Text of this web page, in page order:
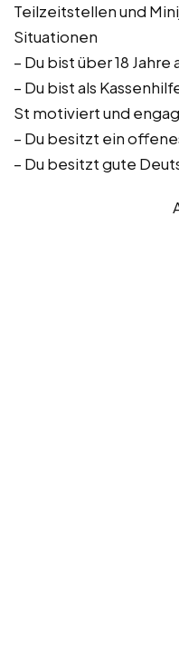
Teilzeitstellen und
Situationen
– Du bist über 18 Jahre
– Du bist als
St motiviert und
– Du besitzt ein
– Du besitzt gute